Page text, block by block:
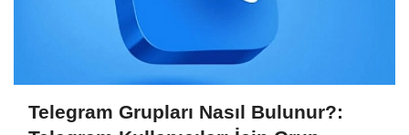
Telegram Grupları Nasıl Bulunur?: